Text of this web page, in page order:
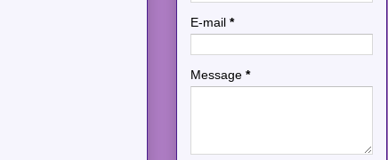
E-mail *
Message *